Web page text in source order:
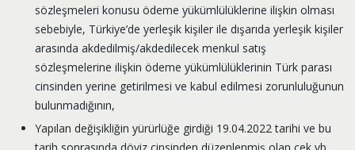
sözleşmeleri konusu ödeme yükümlülüklerine ilişkin olması
sebebiyle, Türkiye’de yerleşik kişiler ile dışarıda yerleşik kişiler
arasında akdedilmiş/akdedilecek menkul satış
sözleşmelerine ilişkin ödeme yükümlülüklerinin Türk parası
cinsinden yerine getirilmesi ve kabul edilmesi zorunluluğunun
bulunmadığının,
Yapılan değişikliğin yürürlüğe girdiği 19.04.2022 tarihi ve bu